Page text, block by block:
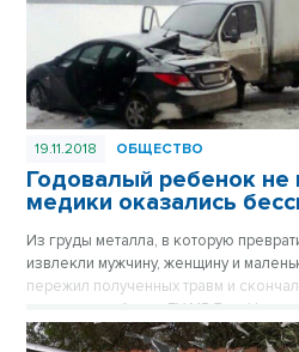
19.11.2018 ОБЩЕСТВО
Годовалый ребенок
медики оказались
Из груды металла, в которую
извлекли мужчину, женщину и
пережил полученных травм и
помощи, сообщает ГУ МВД по
предварительным данным, иномарку